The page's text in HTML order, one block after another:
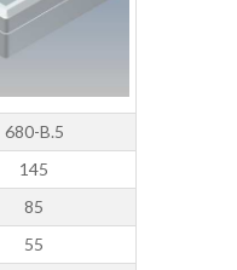
680-B.5
145
85
55